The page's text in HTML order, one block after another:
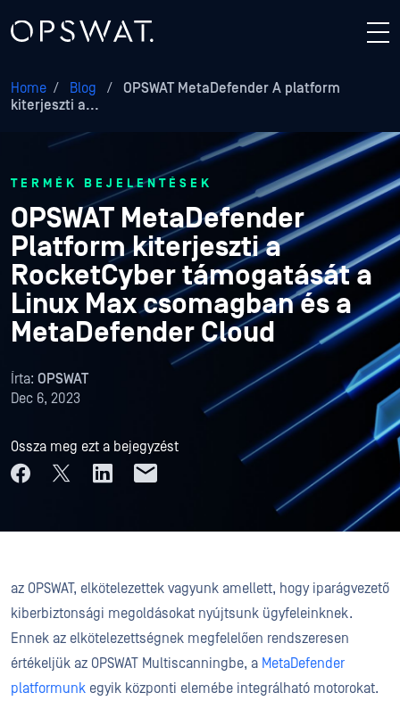
Home / Blog /
OPSWAT MetaDefender A platform
kiterjeszti a...
TERMÉK BEJELENTÉSEK
OPSWAT MetaDefender
Platform kiterjeszti a
RocketCyber támogatását a
Linux Max csomagban és a
MetaDefender Cloud
Írta: OPSWAT
Dec 6, 2023
Ossza meg ezt a bejegyzést
az OPSWAT, elkötelezettek vagyunk amellett, hogy iparágvezető
kiberbiztonsági megoldásokat nyújtsunk ügyfeleinknek.
Ennek az elkötelezettségnek megfelelően rendszeresen
értékeljük az OPSWAT Multiscanningbe, a MetaDefender
platformunk egyik központi elemébe integrálható motorokat.